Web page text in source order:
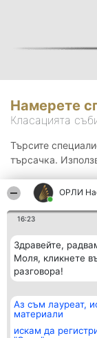
ОРЛИ
16:23
Здравейте,
Моля, кликнете
разговора!
Аз съм лауреат,
материали
искам да
Намерете
Класацията
Търсите
търсачка.
Организатор на
класиране
BulevardulAleea Timișul